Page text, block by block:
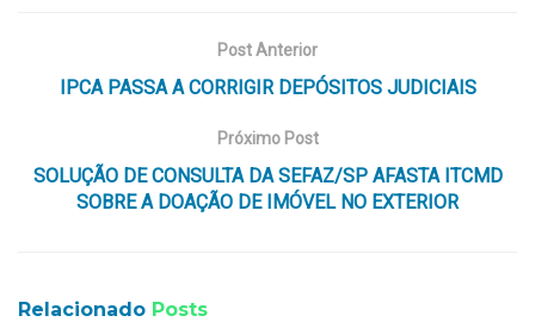
Post Anterior
IPCA PASSA A CORRIGIR DEPÓSITOS JUDICIAIS
Próximo Post
SOLUÇÃO DE CONSULTA DA SEFAZ/SP AFASTA ITCMD
SOBRE A DOAÇÃO DE IMÓVEL NO EXTERIOR
Relacionado Posts